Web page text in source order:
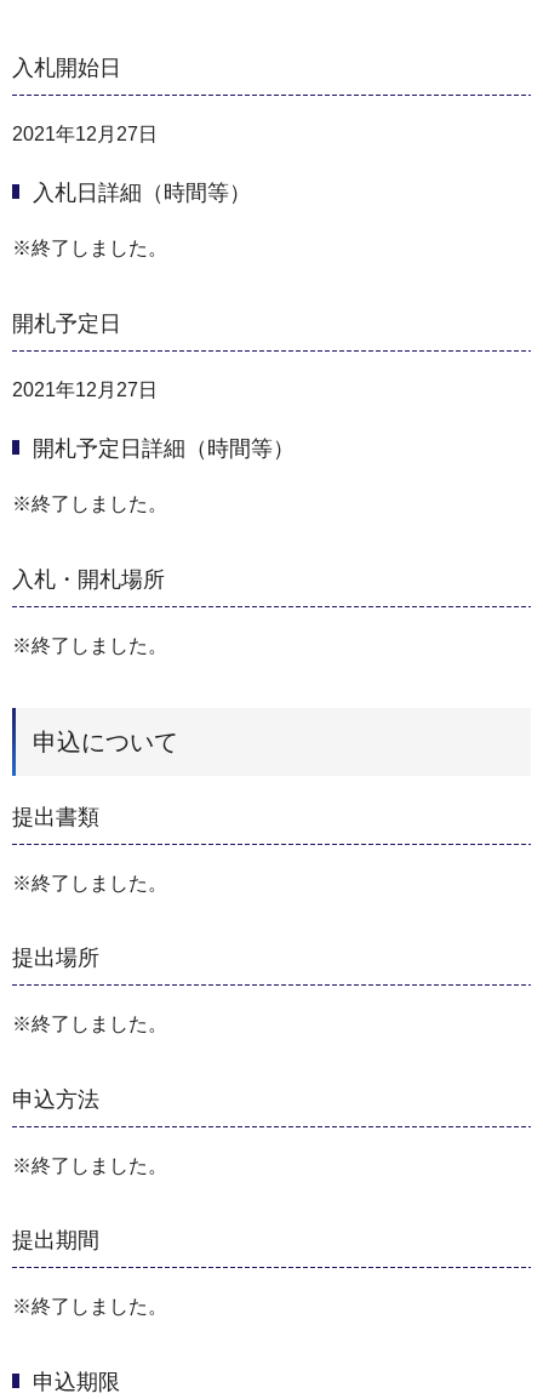
入札開始日
2021年12月27日
入札日詳細（時間等）
※終了しました。
開札予定日
2021年12月27日
開札予定日詳細（時間等）
※終了しました。
入札・開札場所
※終了しました。
申込について
提出書類
※終了しました。
提出場所
※終了しました。
申込方法
※終了しました。
提出期間
※終了しました。
申込期限